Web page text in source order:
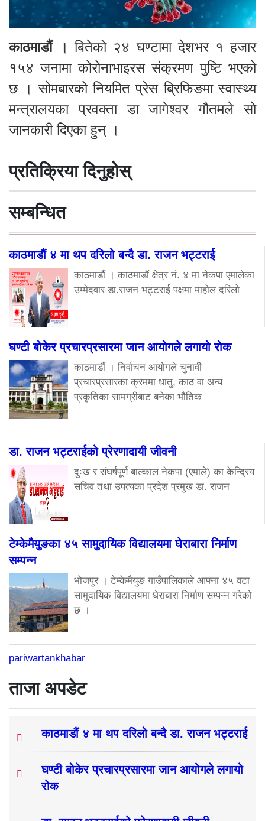
काठमाडौं । बितेको २४ घण्टामा देशभर १ हजार
१५४ जनामा कोरोनाभाइरस संक्रमण पुष्टि भएको
छ । सोमबारको नियमित प्रेस ब्रिफिङमा स्वास्थ्य
मन्त्रालयका प्रवक्ता डा जागेश्वर गौतमले सो
जानकारी दिएका हुन् ।
प्रतिक्रिया दिनुहोस्
सम्बन्धित
काठमाडौं ४ मा थप दरिलो बन्दै डा. राजन भट्टराई
काठमाडौं । काठमाडौं क्षेत्र नं. ४ मा नेकपा एमालेका
उम्मेदवार डा.राजन भट्टराई पक्षमा माहोल दरिलो
घण्टी बोकेर प्रचारप्रसारमा जान आयोगले लगायो रोक
काठमाडौं । निर्वाचन आयोगले चुनावी
प्रचारप्रसारका क्रममा धातु, काठ वा अन्य
प्रकृतिका सामग्रीबाट बनेका भौतिक
डा. राजन भट्टराईको प्रेरणादायी जीवनी
दुःख र संघर्षपूर्ण बाल्काल नेकपा (एमाले) का केन्द्रिय
सचिव तथा उपत्यका प्रदेश प्रमुख डा. राजन
टेम्केमैयुङका ४५ सामुदायिक विद्यालयमा घेराबारा निर्माण
सम्पन्न
भोजपुर । टेम्केमैयुङ गाउँपालिकाले आफ्ना ४५ वटा
सामुदायिक विद्यालयमा घेराबारा निर्माण सम्पन्न गरेको
छ ।
pariwartankhabar
ताजा अपडेट
काठमाडौं ४ मा थप दरिलो बन्दै डा. राजन भट्टराई
घण्टी बोकेर प्रचारप्रसारमा जान आयोगले लगायो
रोक